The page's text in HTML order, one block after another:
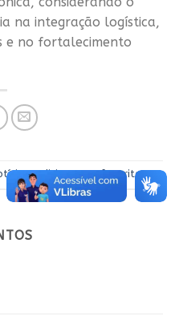
na integração logística,
e no fortalecimento
.Adicione aos favoritos.